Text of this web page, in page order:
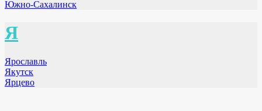
Южно-Сахалинск
Я
Ярославль
Якутск
Ярцево